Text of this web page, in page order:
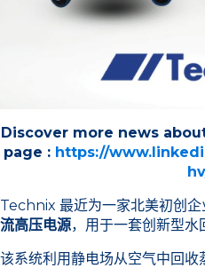
Discover more news
page : https://
Technix 最近为一家北美初创企
流高压电源，用于一套创新型水
该系统利用静电场从空气中回